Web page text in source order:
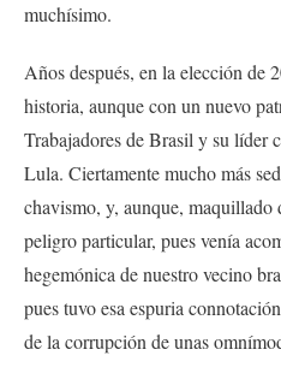
muchísimo.
Años después, en la elección de
historia, aunque con un nuevo
Trabajadores de Brasil y su líder
Lula. Ciertamente mucho más
chavismo, y, aunque, maquillado
peligro particular, pues venía
hegemónica de nuestro vecino
pues tuvo esa espuria
de la corrupción de unas